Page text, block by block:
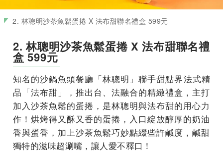
2. 林聰明沙茶魚鬆蛋捲 X 法布甜聯名禮盒 599元
2. 林聰明沙茶魚鬆蛋捲 X 法布甜聯名禮
盒 599元
知名的沙鍋魚頭餐廳「林聰明」聯手甜點界法式精
品「法布甜」， 推出台、法融合的精緻禮盒，主打
加入沙茶魚鬆的蛋捲， 是林聰明與法布甜的用心力
作！烘烤得又酥又香的蛋捲， 入口綻放醇厚的奶油
香與蛋香，加上沙茶魚鬆巧妙點綴些許鹹度， 鹹甜
獨特的滋味超涮嘴，讓人愛不釋口！